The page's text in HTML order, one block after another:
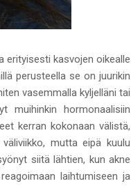
erityisesti kasvojen oikealle
perusteella se on juurikin
vasemmalla kyljelläni tai
muihinkin hormonaalisiin
kerran kokonaan välistä,
mutta eipä kuulu
siitä lähtien, kun akne
laihtumiseen ja